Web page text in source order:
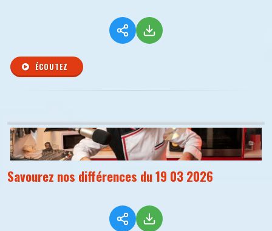
ÉCOUTEZ
Savourez nos différences du 19 03 2026